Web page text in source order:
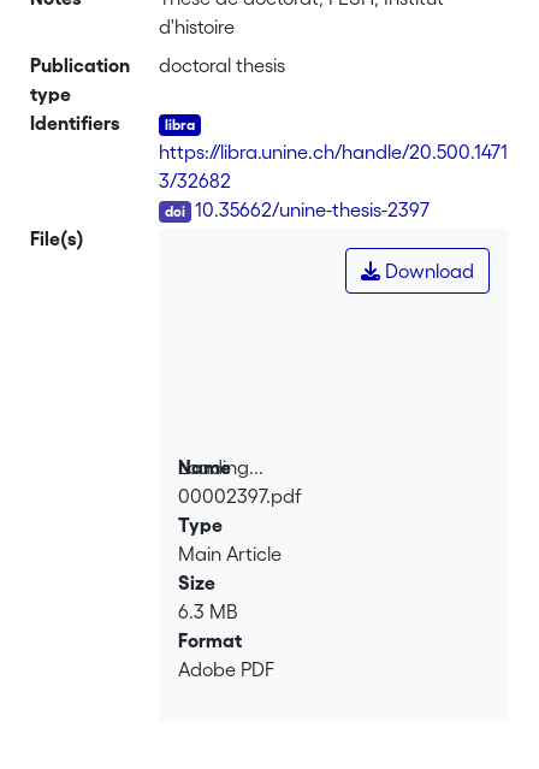
d'histoire
Publication
type
doctoral thesis
Identifiers
https://libra.unine.ch/handle/20.500.1471
3/32682
10.35662/unine-thesis-2397
File(s)
Loading...
Loading...
Download
Name
00002397.pdf
Type
Main Article
Size
6.3 MB
Format
Adobe PDF